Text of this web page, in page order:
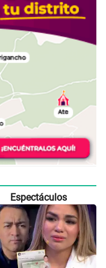
Espectáculos